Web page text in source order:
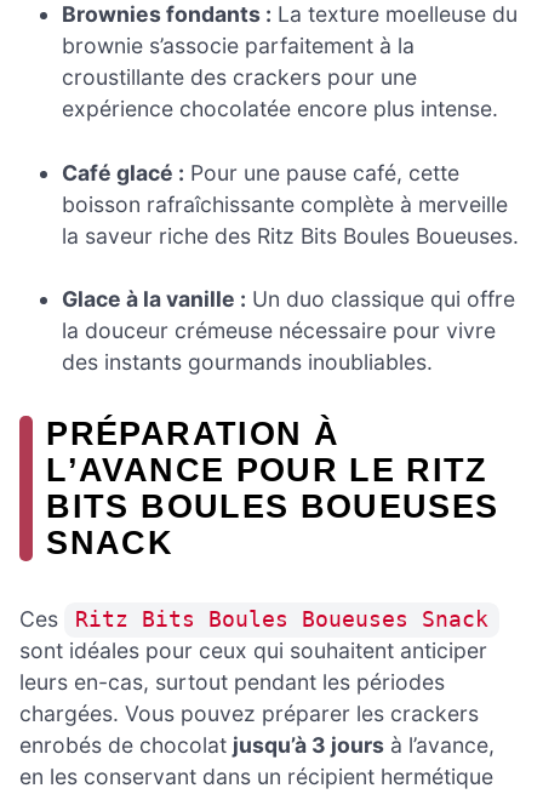
Brownies fondants : La texture moelleuse du
brownie s’associe parfaitement à la
croustillante des crackers pour une
expérience chocolatée encore plus intense.
Café glacé : Pour une pause café, cette
boisson rafraîchissante complète à merveille
la saveur riche des Ritz Bits Boules Boueuses.
Glace à la vanille : Un duo classique qui offre
la douceur crémeuse nécessaire pour vivre
des instants gourmands inoubliables.
PRÉPARATION À
L’AVANCE POUR LE RITZ
BITS BOULES BOUEUSES
SNACK
Ces Ritz Bits Boules Boueuses Snack
sont idéales pour ceux qui souhaitent anticiper
leurs en-cas, surtout pendant les périodes
chargées. Vous pouvez préparer les crackers
enrobés de chocolat jusqu’à 3 jours à l’avance,
en les conservant dans un récipient hermétique